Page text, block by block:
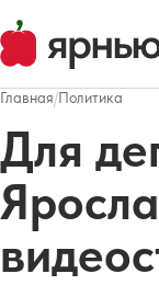
Главная/Политика
Для